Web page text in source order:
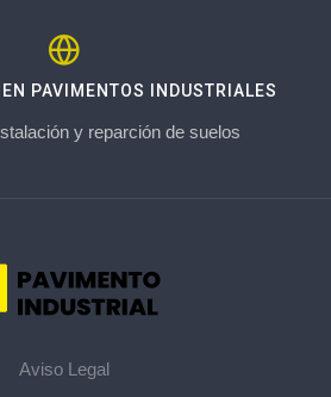
PAVIMENTOS INDUSTRIALES
y reparción de suelos
Aviso Legal